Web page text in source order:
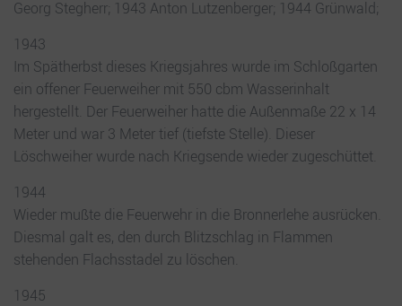
Georg Stegherr; 1943 Anton Lutzenberger; 1944 Grünwald;
1943
Im Spätherbst dieses Kriegsjahres wurde im Schloßgarten
ein offener Feuerweiher mit 550 cbm Wasserinhalt
hergestellt. Der Feuerweiher hatte die Außenmaße 22 x 14
Meter und war 3 Meter tief (tiefste Stelle). Dieser
Löschweiher wurde nach Kriegsende wieder zugeschüttet.
1944
Wieder mußte die Feuerwehr in die Bronnerlehe ausrücken.
Diesmal galt es, den durch Blitzschlag in Flammen
stehenden Flachsstadel zu löschen.
1945